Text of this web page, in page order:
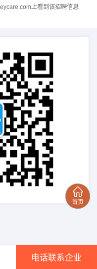
上看到该招聘信息
电话联系企业